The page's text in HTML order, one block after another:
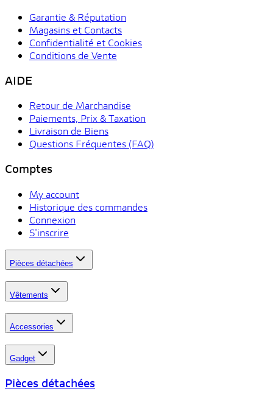
Garantie & Réputation
Magasins et Contacts
Confidentialité et Cookies
Conditions de Vente
AIDE
Retour de Marchandise
Paiements, Prix & Taxation
Livraison de Biens
Questions Fréquentes (FAQ)
Comptes
My account
Historique des commandes
Connexion
S'inscrire
Pièces détachées
Vêtements
Accessories
Gadget
Pièces détachées